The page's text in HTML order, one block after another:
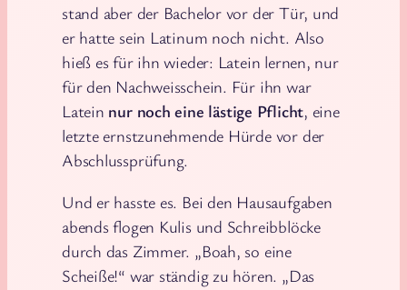
stand aber der Bachelor vor der Tür, und
er hatte sein Latinum noch nicht. Also
hieß es für ihn wieder: Latein lernen, nur
für den Nachweisschein. Für ihn war
Latein nur noch eine lästige Pflicht, eine
letzte ernstzunehmende Hürde vor der
Abschlussprüfung.
Und er hasste es. Bei den Hausaufgaben
abends flogen Kulis und Schreibblöcke
durch das Zimmer. „Boah, so eine
Scheiße!“ war ständig zu hören. „Das